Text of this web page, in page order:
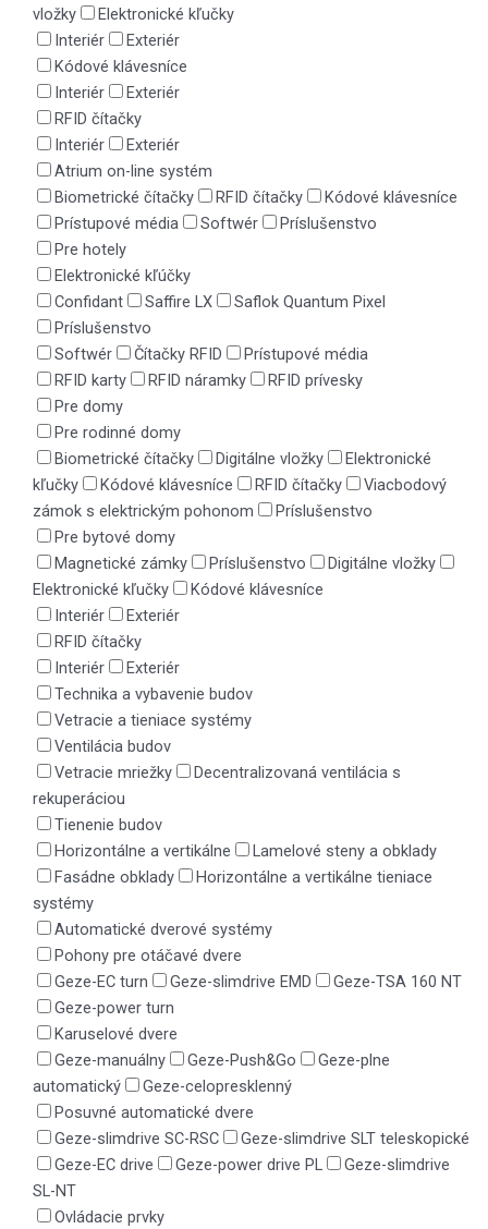
vložky
Elektronické kľučky
Interiér
Exteriér
Kódové klávesníce
Interiér
Exteriér
RFID čítačky
Interiér
Exteriér
Atrium on-line systém
Biometrické čítačky
RFID čítačky
Kódové klávesníce
Prístupové média
Softwér
Príslušenstvo
Pre hotely
Elektronické kľúčky
Confidant
Saffire LX
Saflok Quantum Pixel
Príslušenstvo
Softwér
Čítačky RFID
Prístupové média
RFID karty
RFID náramky
RFID prívesky
Pre domy
Pre rodinné domy
Biometrické čítačky
Digitálne vložky
Elektronické
kľučky
Kódové klávesníce RFID čítačky
Viacbodový
zámok s elektrickým pohonom
Príslušenstvo
Pre bytové domy
Magnetické zámky
Príslušenstvo
Digitálne vložky
Elektronické kľučky
Kódové klávesníce
Interiér
Exteriér
RFID čítačky
Interiér
Exteriér
Technika a vybavenie budov
Vetracie a tieniace systémy
Ventilácia budov
Vetracie mriežky
Decentralizovaná ventilácia s
rekuperáciou
Tienenie budov
Horizontálne a vertikálne
Lamelové steny a obklady
Fasádne obklady
Horizontálne a vertikálne tieniace
systémy
Automatické dverové systémy
Pohony pre otáčavé dvere
Geze-EC turn
Geze-slimdrive EMD
Geze-TSA 160 NT
Geze-power turn
Karuselové dvere
Geze-manuálny
Geze-Push&Go
Geze-plne
automatický
Geze-celopresklenný
Posuvné automatické dvere
Geze-slimdrive SC-RSC
Geze-slimdrive SLT teleskopické
Geze-EC drive
Geze-power drive PL
Geze-slimdrive
SL-NT
Ovládacie prvky